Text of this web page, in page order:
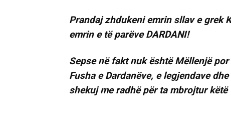
Prandaj zhdukeni emrin sllav e grek
emrin e të parëve DARDANI!
Sepse në fakt nuk është Mëllenjë
Fusha e Dardanëve, e legjendave
shekuj me radhë për ta mbrojtur këtë